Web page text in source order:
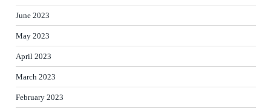
June 2023
May 2023
April 2023
March 2023
February 2023